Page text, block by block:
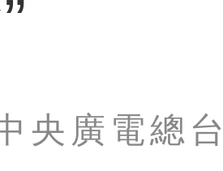
央廣電總